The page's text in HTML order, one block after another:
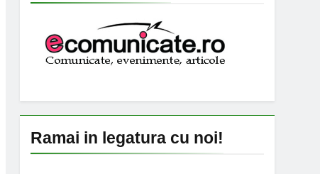
Ramai in legatura cu noi!